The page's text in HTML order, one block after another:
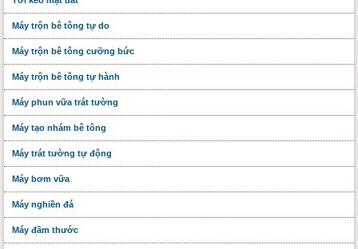
Máy trộn bê tông tự do
Máy trộn bê tông cưỡng bức
Máy trộn bê tông tự hành
Máy phun vữa trát tường
Máy tạo nhám bê tông
Máy trát tường tự động
Máy bơm vữa
Máy nghiền đá
Máy đầm thước